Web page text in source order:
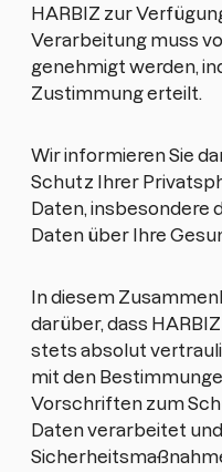
HARBIZ zur
Verarbeitung muss
genehmigt werden,
Zustimmung erteilt.
Wir informieren Sie
Schutz Ihrer
Daten, insbesondere
Daten über Ihre
In diesem
darüber, dass
stets absolut
mit den
Vorschriften zum
Daten verarbeitet